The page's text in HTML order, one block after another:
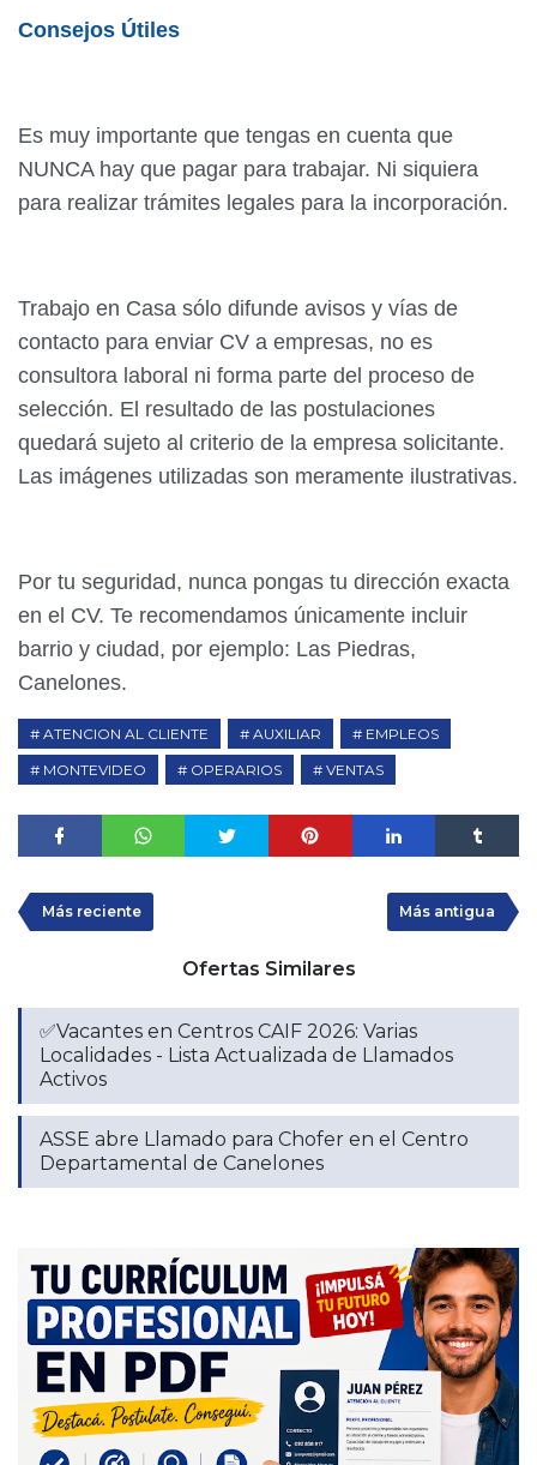
Consejos Útiles
Es muy importante que tengas en cuenta que
NUNCA hay que pagar para trabajar. Ni siquiera
para realizar trámites legales para la incorporación.
Trabajo en Casa sólo difunde avisos y vías de
contacto para enviar CV a empresas, no es
consultora laboral ni forma parte del proceso de
selección. El resultado de las postulaciones
quedará sujeto al criterio de la empresa solicitante.
Las imágenes utilizadas son meramente ilustrativas.
Por tu seguridad, nunca pongas tu dirección exacta
en el CV. Te recomendamos únicamente incluir
barrio y ciudad, por ejemplo: Las Piedras,
Canelones.
ATENCION AL CLIENTE AUXILIAR
EMPLEOS
MONTEVIDEO
OPERARIOS VENTAS
Más reciente Más antigua
Ofertas Similares
✅Vacantes en Centros CAIF 2026: Varias
Localidades - Lista Actualizada de Llamados
Activos
ASSE abre Llamado para Chofer en el Centro
Departamental de Canelones